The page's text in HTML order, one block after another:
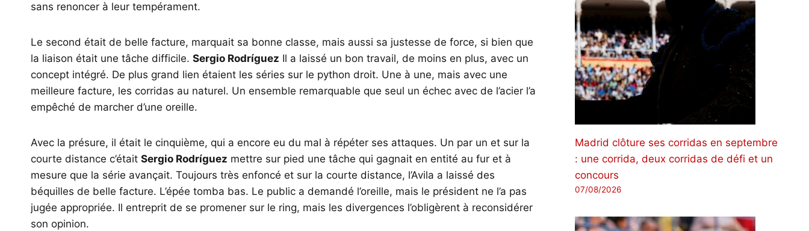
sans renoncer à leur tempérament.
Le second était de belle facture, marquait sa bonne classe, mais aussi sa justesse de force, si bien que
la liaison était une tâche difficile. Sergio Rodríguez Il a laissé un bon travail, de moins en plus, avec un
concept intégré. De plus grand lien étaient les séries sur le python droit. Une à une, mais avec une
meilleure facture, les corridas au naturel. Un ensemble remarquable que seul un échec avec de l’acier l’a
empêché de marcher d’une oreille.
Avec la présure, il était le cinquième, qui a encore eu du mal à répéter ses attaques. Un par un et sur la
courte distance c’était Sergio Rodríguez mettre sur pied une tâche qui gagnait en entité au fur et à
mesure que la série avançait. Toujours très enfoncé et sur la courte distance, l’Avila a laissé des
béquilles de belle facture. L’épée tomba bas. Le public a demandé l’oreille, mais le président ne l’a pas
jugée appropriée. Il entreprit de se promener sur le ring, mais les divergences l’obligèrent à reconsidérer
son opinion.
Madrid clôture ses corridas en septembre
: une corrida, deux corridas de défi et un
concours
07/08/2026